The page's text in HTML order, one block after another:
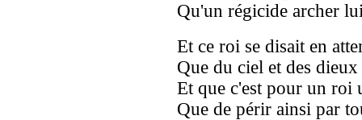
Qu'un régicide archer
Et ce roi se disait en
Que du ciel et des
Et que c'est pour un roi
Que de périr ainsi par